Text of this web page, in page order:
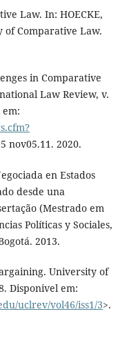
Law. In: HOECKE,
of Comparative Law.
in Comparative
Law Review, v.
em:
nov05.11. 2020.
en Estados
desde una
(Mestrado em
Políticas y Sociales,
2013.
University of
Disponivel em:
uclrev/vol46/iss1/3>.